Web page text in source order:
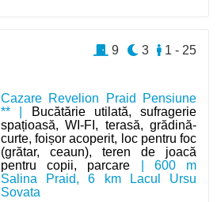
Cazare Revelion Praid Pensiune
** |
Bucătărie utilată, sufragerie
spațioasă, WI-FI, terasă, grădină-
curte, foișor acoperit, loc pentru foc
(grătar, ceaun), teren de joacă
pentru copii, parcare | 600 m
Salina Praid, 6 km Lacul Ursu
Sovata
1 - 25
3
9